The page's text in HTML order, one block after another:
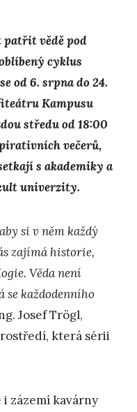
patřit vědě pod
cyklus
od 6. srpna do 24.
Kampusu
středu od 18:00
večerů,
s akademiky a
univerzity.
si v něm každý
zajímá historie,
Věda není
každodenního
Josef Trögl,
která sérii
i zázemí kavárny